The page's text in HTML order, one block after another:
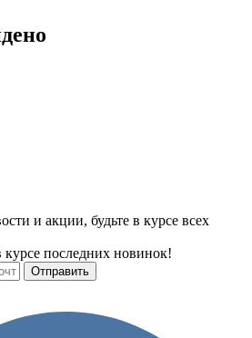
и акции, будьте в курсе всех
последних новинок!